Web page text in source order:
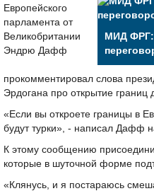
МИД ФРГ:
Европейского
парламента от
Великобритании
Эндрю Дафф
прокомментировал слова
Эрдогана про открытие границ
«Если вы откроете границы в
будут турки», - написал Дафф
К этому сообщению
которые в шуточной форме
«Клянусь, и я постараюсь